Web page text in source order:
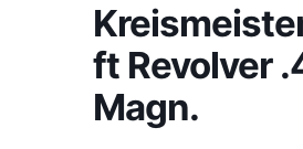
ft Revolver
Magn.